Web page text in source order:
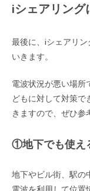
iシェアリング
最後に、iシェアリ
いきます。
電波状況が悪い場所
どもに対して対策
きますので、ぜひ参
①地下でも使え
地下やビル街、駅の